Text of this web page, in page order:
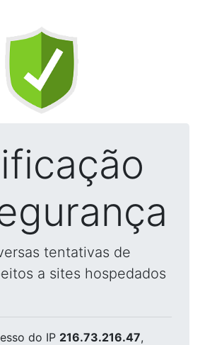
tentativas de
a sites hospedados
do IP 216.73.216.47,